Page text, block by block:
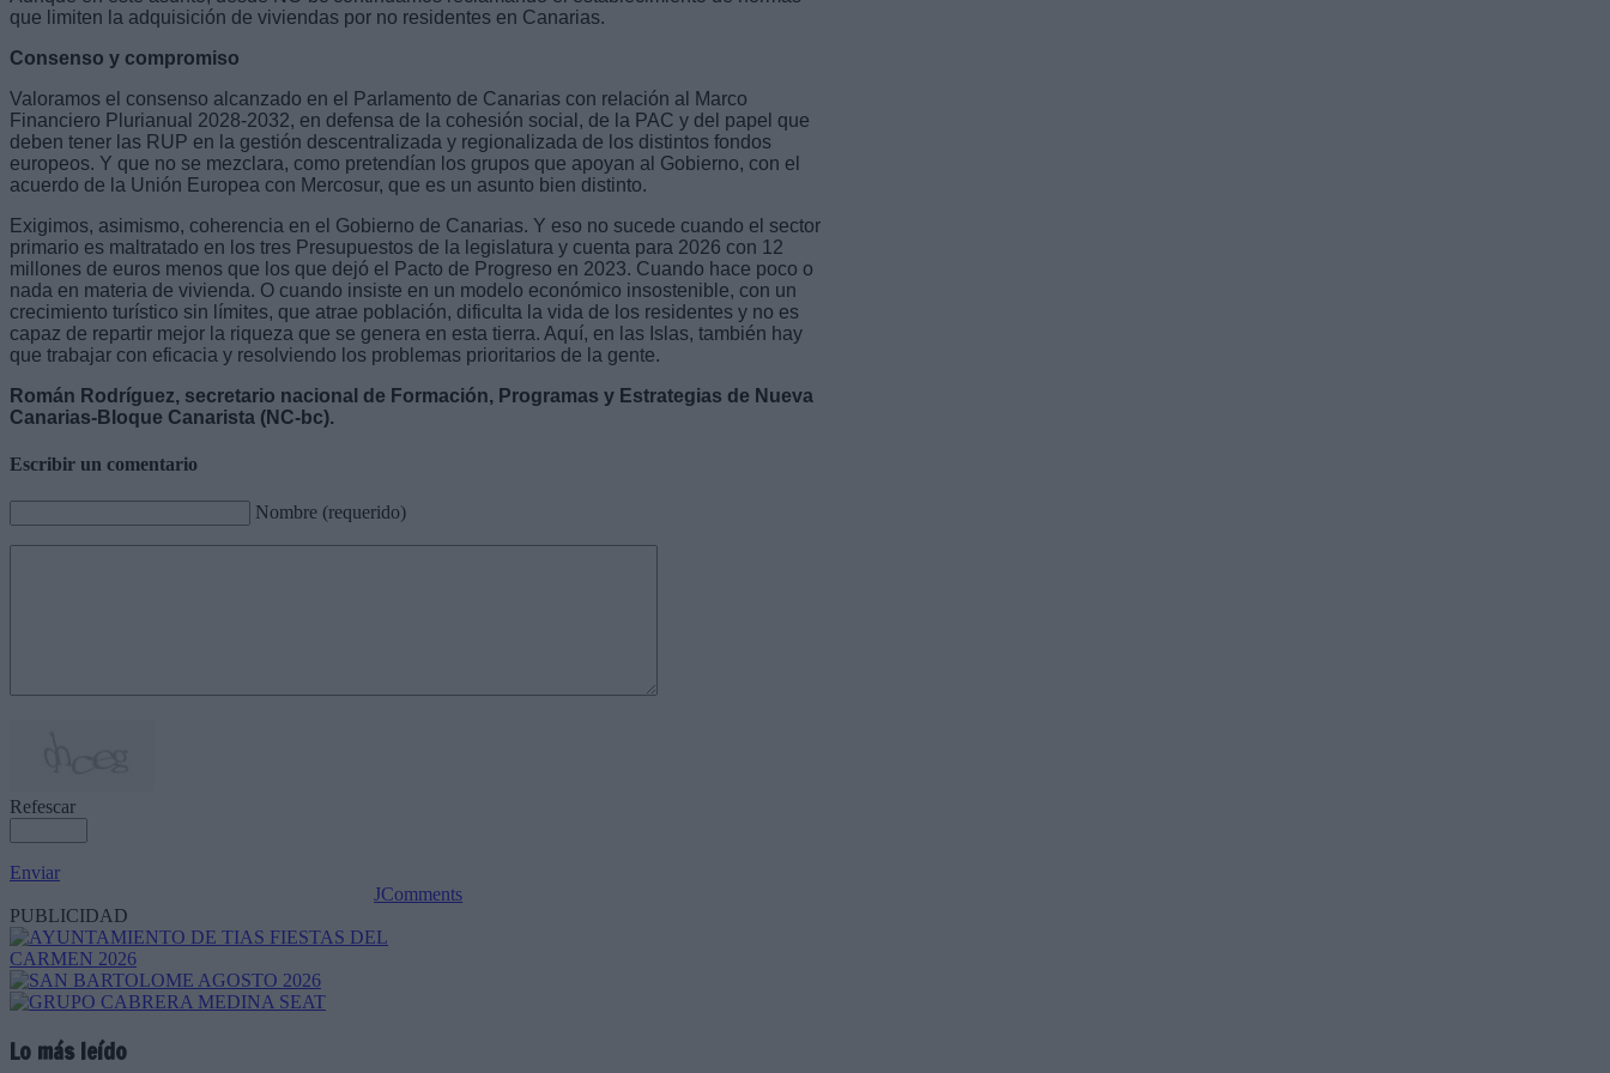
que limiten la adquisición de viviendas por no residentes en Canarias.
Consenso y compromiso
Valoramos el consenso alcanzado en el Parlamento de Canarias con relación al Marco
Financiero Plurianual 2028-2032, en defensa de la cohesión social, de la PAC y del papel que
deben tener las RUP en la gestión descentralizada y regionalizada de los distintos fondos
europeos. Y que no se mezclara, como pretendían los grupos que apoyan al Gobierno, con el
acuerdo de la Unión Europea con Mercosur, que es un asunto bien distinto.
Exigimos, asimismo, coherencia en el Gobierno de Canarias. Y eso no sucede cuando el sector
primario es maltratado en los tres Presupuestos de la legislatura y cuenta para 2026 con 12
millones de euros menos que los que dejó el Pacto de Progreso en 2023. Cuando hace poco o
nada en materia de vivienda. O cuando insiste en un modelo económico insostenible, con un
crecimiento turístico sin límites, que atrae población, dificulta la vida de los residentes y no es
capaz de repartir mejor la riqueza que se genera en esta tierra. Aquí, en las Islas, también hay
que trabajar con eficacia y resolviendo los problemas prioritarios de la gente.
Román Rodríguez, secretario nacional de Formación, Programas y Estrategias de Nueva
Canarias-Bloque Canarista (NC-bc).
Escribir un comentario
Nombre (requerido)
Refescar
Enviar
JComments
PUBLICIDAD
Lo más leído